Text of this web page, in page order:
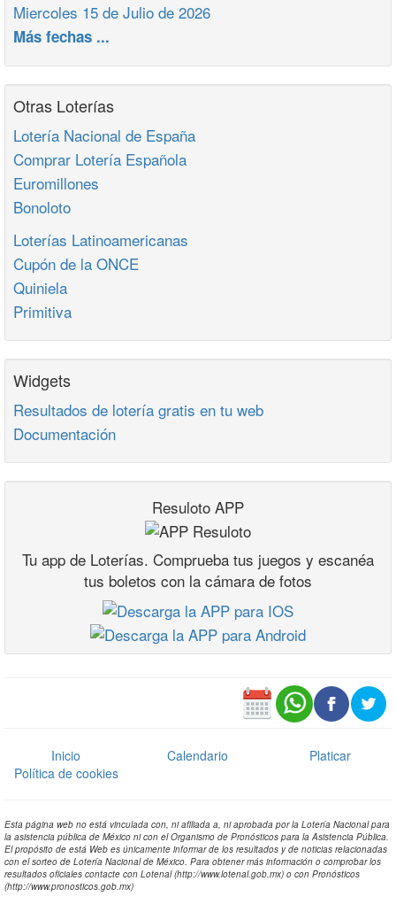
Miercoles 15 de Julio de 2026
Más fechas ...
Otras Loterías
Lotería Nacional de España
Comprar Lotería Española
Euromillones
Bonoloto
Loterías Latinoamericanas
Cupón de la ONCE
Quiniela
Primitiva
Widgets
Resultados de lotería gratis en tu web
Documentación
Resuloto APP
Tu app de Loterías. Comprueba tus juegos y escanéa
tus boletos con la cámara de fotos
Inicio Calendario
Platicar
Política de cookies
Esta página web no está vinculada con, ni afiliada a, ni aprobada por la Lotería Nacional para
la asistencia pública de México ni con el Organismo de Pronósticos para la Asistencia Pública.
El propósito de está Web es únicamente informar de los resultados y de noticias relacionadas
con el sorteo de Lotería Nacional de México. Para obtener más información o comprobar los
resultados oficiales contacte con Lotenal (http://www.lotenal.gob.mx) o con Pronósticos
(http://www.pronosticos.gob.mx)